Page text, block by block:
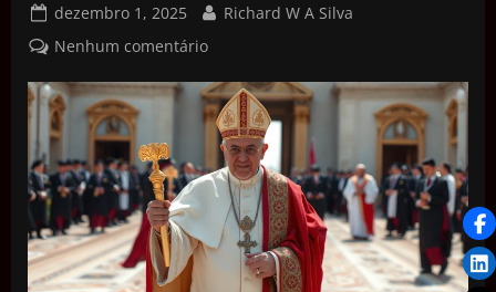
dezembro 1, 2025
Richard W A Silva
Nenhum comentário